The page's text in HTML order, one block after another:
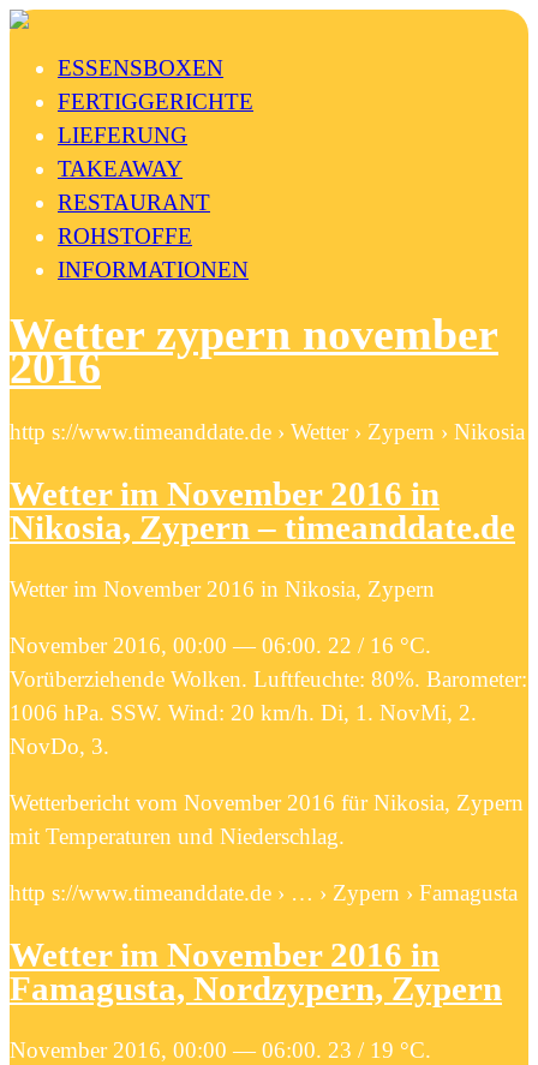
ESSENSBOXEN
FERTIGGERICHTE
LIEFERUNG
TAKEAWAY
RESTAURANT
ROHSTOFFE
INFORMATIONEN
Wetter zypern november
2016
http s://www.timeanddate.de › Wetter › Zypern › Nikosia
Wetter im November 2016 in
Nikosia, Zypern – timeanddate.de
Wetter im November 2016 in Nikosia, Zypern
November 2016, 00:00 — 06:00. 22 / 16 °C.
Vorüberziehende Wolken. Luftfeuchte: 80%. Barometer:
1006 hPa. SSW. Wind: 20 km/h. Di, 1. NovMi, 2.
NovDo, 3.
Wetterbericht vom November 2016 für Nikosia, Zypern
mit Temperaturen und Niederschlag.
http s://www.timeanddate.de › … › Zypern › Famagusta
Wetter im November 2016 in
Famagusta, Nordzypern, Zypern
November 2016, 00:00 — 06:00. 23 / 19 °C.